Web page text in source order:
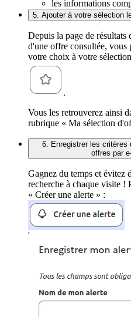
les informations
5. Ajouter à votre sélection
Depuis la page de résultats
d'une offre consultée, vous
votre choix à votre
.
Vous les retrouverez ainsi
rubrique « Ma sélection
6. Enregistrer les critères
offres par
Gagnez du temps et évitez
recherche à chaque visite !
« Créer une alerte » :